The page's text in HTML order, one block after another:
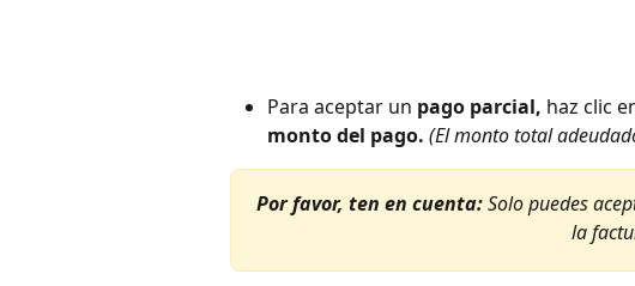
Para aceptar un pago parcial, haz clic
monto del pago. (El monto total
Por favor, ten en cuenta: Solo puedes
la